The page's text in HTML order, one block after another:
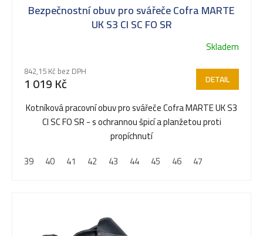
Bezpečnostní obuv pro svářeče Cofra MARTE
UK S3 CI SC FO SR
hodnocení
produktu
je
5,0
Skladem
842,15 Kč bez DPH
1 019 Kč DETAIL
Kotníková pracovní obuv pro svářeče Cofra MARTE UK S3
CI SC FO SR - s ochrannou špicí a planžetou proti
propíchnutí
39
40 41 42 43 44 45 46 47